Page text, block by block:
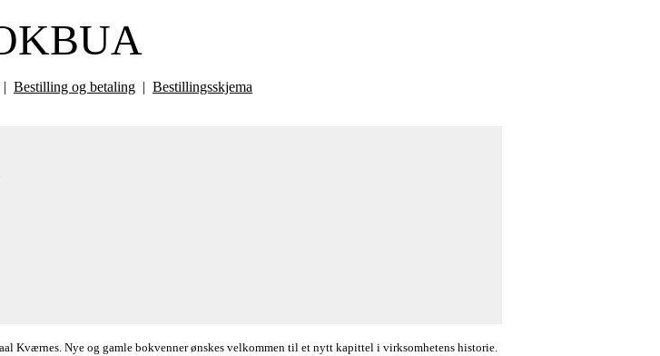
| Bestilling og betaling | Bestillingsskjema
Kværnes. Nye og gamle bokvenner ønskes velkommen til et nytt kapittel i virksomhetens historie.